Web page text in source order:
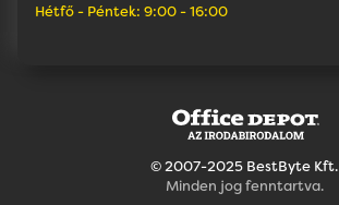
© 2007-2025 BestByte Kft.
Minden jog fenntartva.
Hétfő - Péntek: 9:00 - 16:00